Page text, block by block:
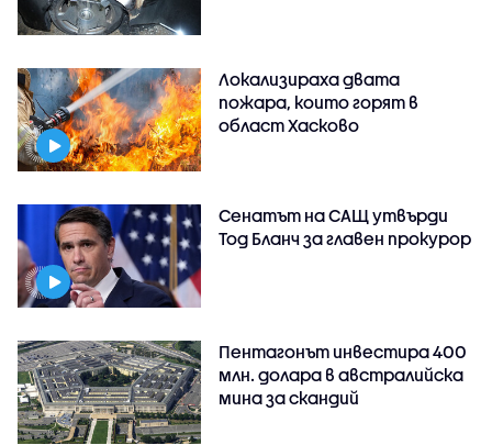
Локализираха двата
пожара, които горят в
област Хасково
Сенатът на САЩ утвърди
Тод Бланч за главен прокурор
Пентагонът инвестира 400
млн. долара в австралийска
мина за скандий